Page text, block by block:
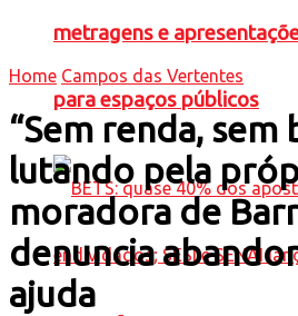
metragens e
para espaços públicos
Home Campos das Vertentes
“Sem renda,
lutando pela
moradora de
denuncia
ajuda